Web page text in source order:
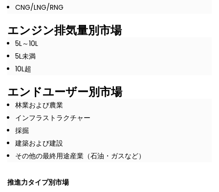
CNG/LNG/RNG
エンジン排気量別市場
5L～10L
5L未満
10L超
エンドユーザー別市場
林業および農業
インフラストラクチャー
採掘
建築および建設
その他の最終用途産業（石油・ガスなど）
推進力タイプ別市場